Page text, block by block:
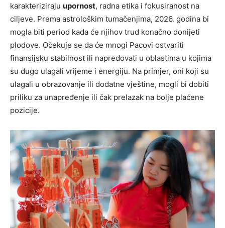
karakteriziraju upornost, radna etika i fokusiranost na
ciljeve. Prema astrološkim tumačenjima, 2026. godina bi
mogla biti period kada će njihov trud konačno donijeti
plodove. Očekuje se da će mnogi Pacovi ostvariti
finansijsku stabilnost ili napredovati u oblastima u kojima
su dugo ulagali vrijeme i energiju. Na primjer, oni koji su
ulagali u obrazovanje ili dodatne vještine, mogli bi dobiti
priliku za unapređenje ili čak prelazak na bolje plaćene
pozicije.